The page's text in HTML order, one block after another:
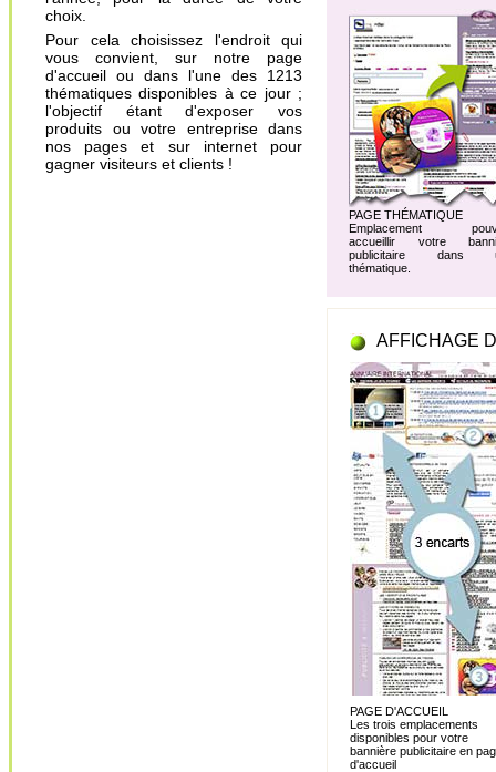
choix.
Pour cela choisissez l'endroit qui
vous convient, sur notre page
d'accueil ou dans l'une des 1213
thématiques disponibles à ce jour ;
l'objectif étant d'exposer vos
produits ou votre entreprise dans
nos pages et sur internet pour
gagner visiteurs et clients !
PAGE THÉMATIQUE
Emplacement
accueillir votre
publicitaire dans
thématique.
AFFICHAGE
PAGE D'ACCUEIL
Les trois emplacements
disponibles pour votre
bannière publicitaire en
d'accueil